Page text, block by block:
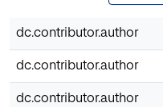
dc.contributor.author
dc.contributor.author
dc.contributor.author